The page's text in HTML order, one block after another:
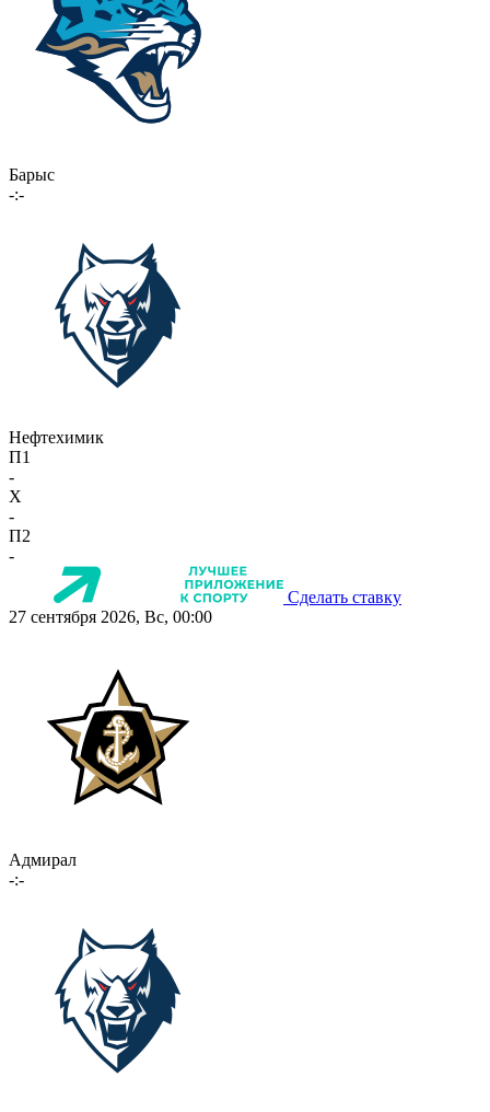
Барыс
-:-
Нефтехимик
П1
-
X
-
П2
-
Сделать ставку
27 сентября 2026, Вс, 00:00
Адмирал
-:-